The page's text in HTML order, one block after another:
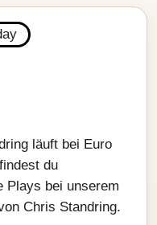
läuft bei Euro
du
Plays bei unserem
Chris Standring.